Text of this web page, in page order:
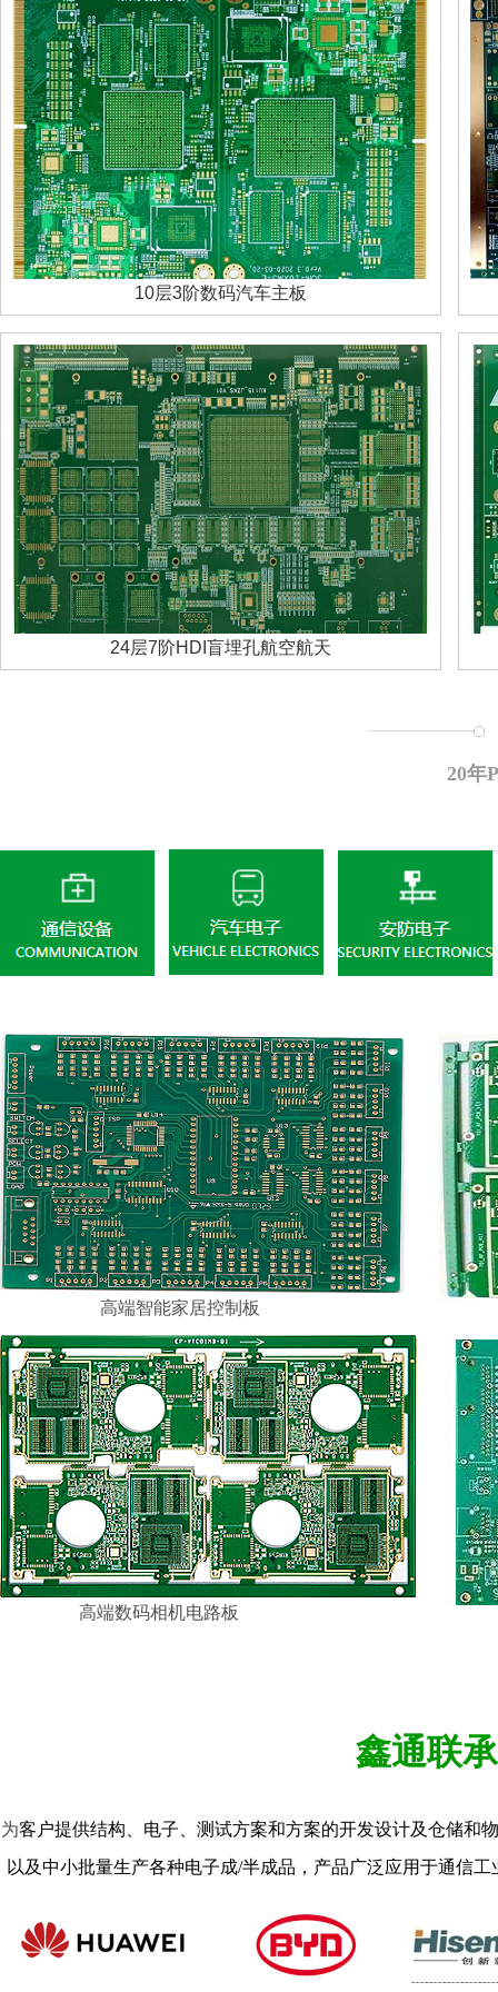
高端数码相机电路板
20年
鑫通联
为客户提供结构、电子、测试方案和方案的开发设计及仓储和
以及中小批量生产各种电子成/半成品， 产品广泛应用于通信工
10层3阶数码汽车主板
24层7阶HDI盲埋孔航空航天
高端智能家居控制板